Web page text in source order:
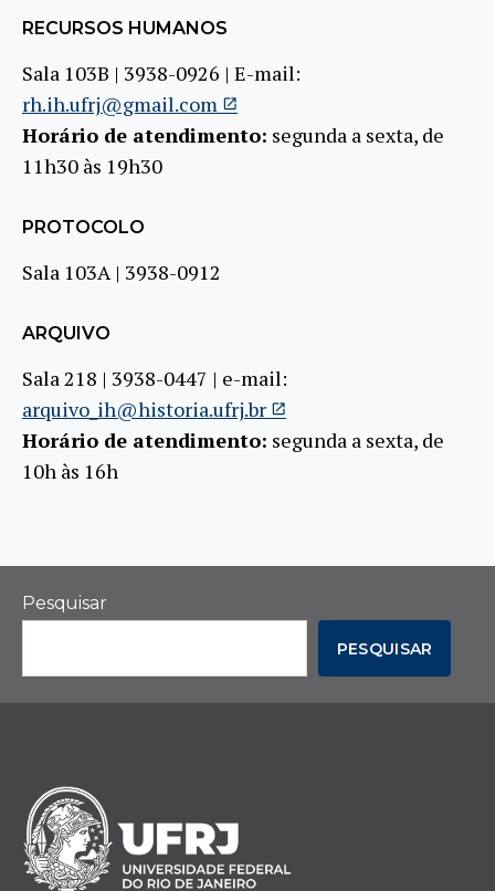
RECURSOS HUMANOS
Sala 103B | 3938-0926 | E-mail:
rh.ih.ufrj@gmail.com
Horário de atendimento: segunda a sexta, de
11h30 às 19h30
PROTOCOLO
Sala 103A | 3938-0912
ARQUIVO
Sala 218 | 3938-0447 | e-mail:
arquivo_ih@historia.ufrj.br
Horário de atendimento: segunda a sexta, de
10h às 16h
Pesquisar
PESQUISAR